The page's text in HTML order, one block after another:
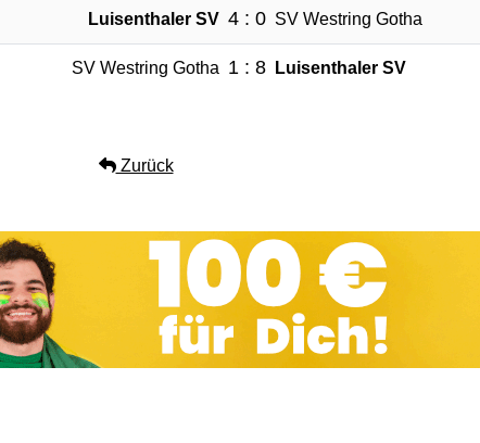
Luisenthaler SV 4 : 0 SV Westring Gotha
SV Westring Gotha 1 : 8 Luisenthaler SV
Zurück